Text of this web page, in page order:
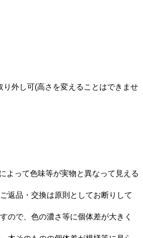
外し可(高さを変えることはできませ
よって色味等が実物と異なって見える
品・交換は原則としてお断りして
で、色の濃さ等に個体差が大きく